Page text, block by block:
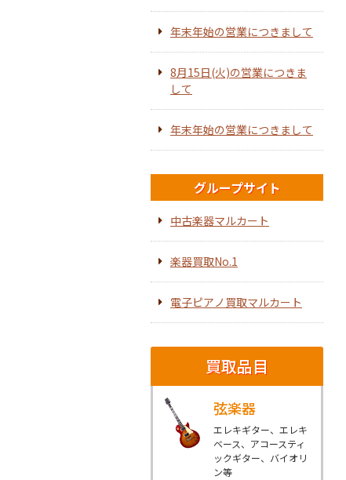
年末年始の営業につきまして
8月15日(火)の営業につきま
して
年末年始の営業につきまして
グループサイト
中古楽器マルカート
楽器買取No.1
電子ピアノ買取マルカート
買取品目
弦楽器
エレキギター、エレキ
ベース、アコースティ
ックギター、バイオリ
ン等